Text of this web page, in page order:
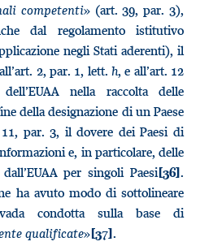
competenti» (art. 39, par. 3),
dal regolamento istitutivo
negli Stati aderenti), il
2, par. 1, lett. h, e all’art. 12
nella raccolta delle
della designazione di un Paese
par. 3, il dovere dei Paesi di
e, in particolare, delle
per singoli Paesi[36].
ha avuto modo di sottolineare
condotta sulla base di
qualificate»[37].